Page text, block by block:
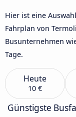
Hier ist eine
Fahrplan von
Busunternehmen
Tage.
Heute
10 €
Günstigste